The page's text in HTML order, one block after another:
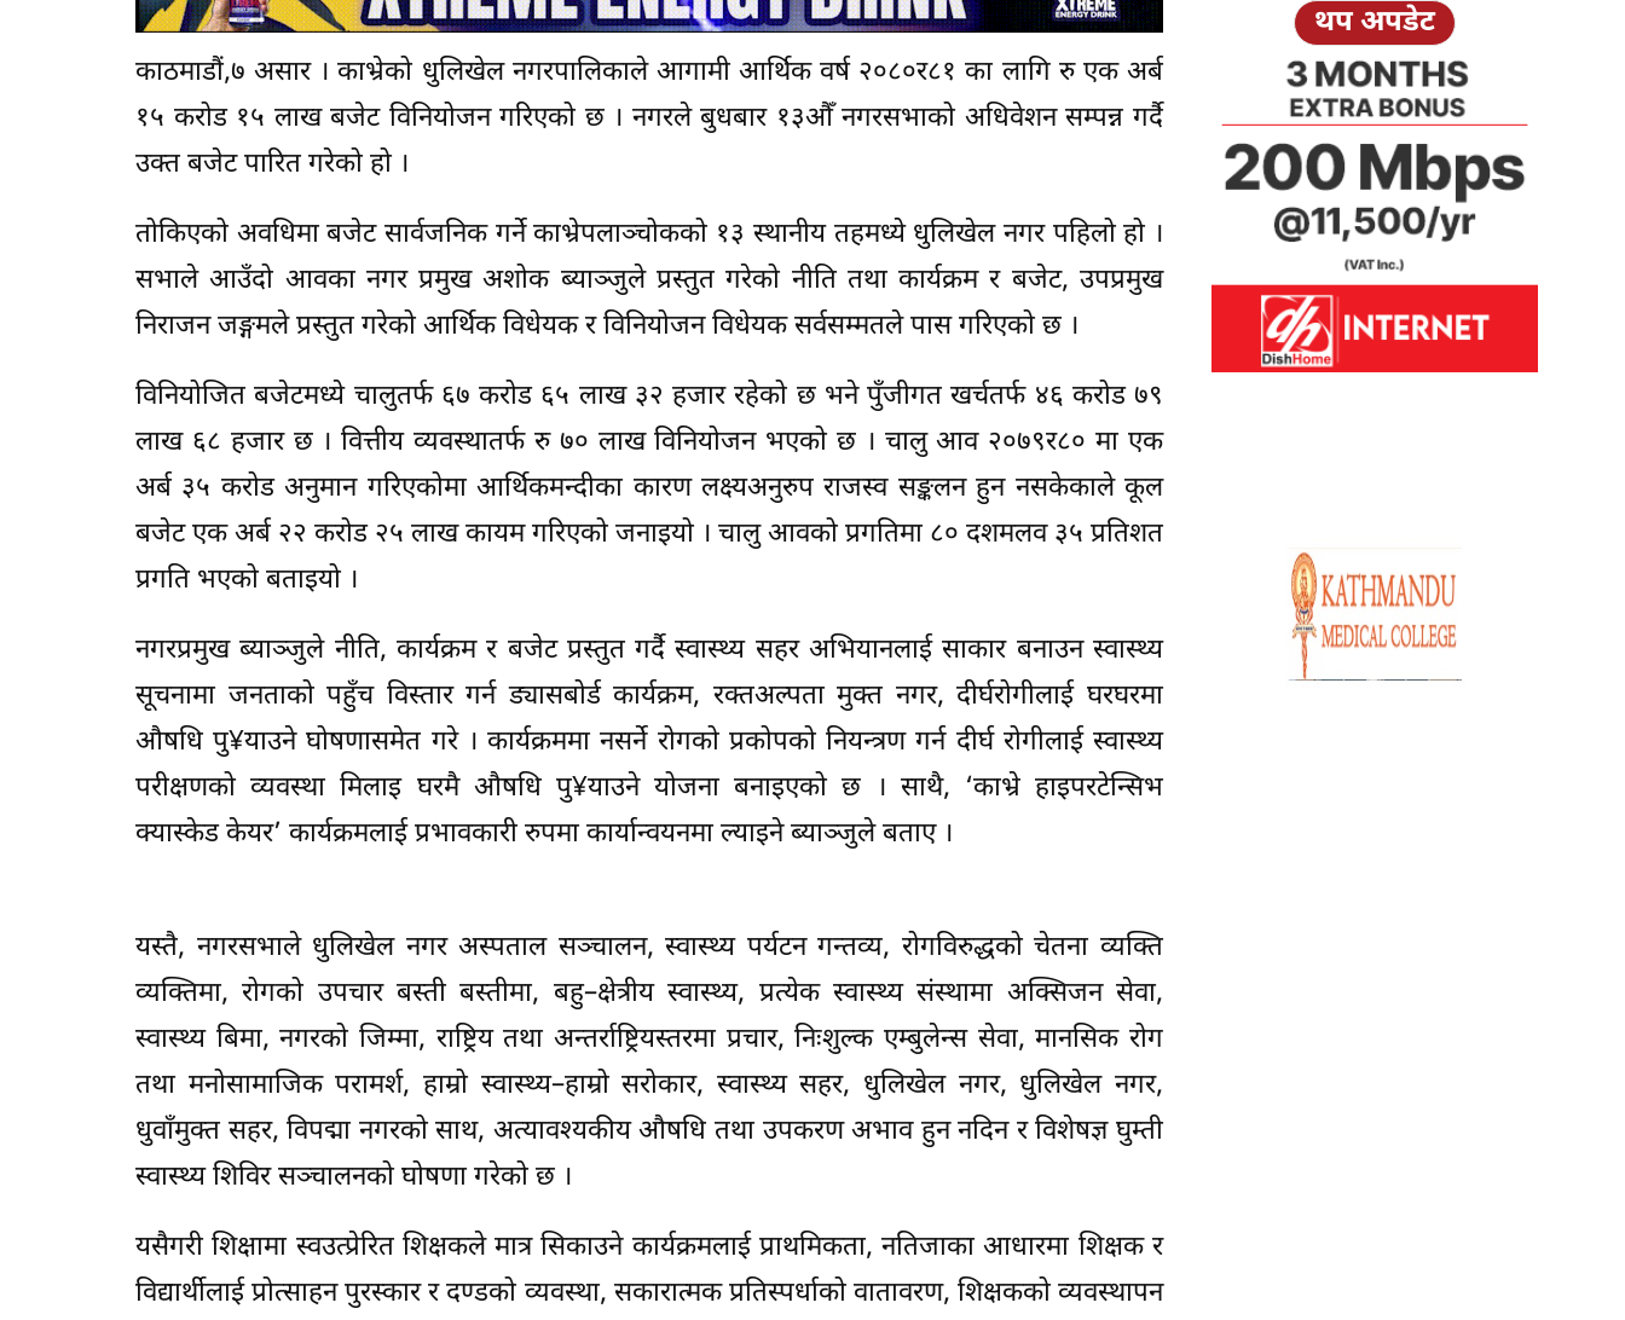
काठमाडौं,७ असार । काभ्रेको धुलिखेल नगरपालिकाले आगामी आर्थिक वर्ष २०८०र८१ का लागि रु एक अर्ब
१५ करोड १५ लाख बजेट विनियोजन गरिएको छ । नगरले बुधबार १३औँ नगरसभाको अधिवेशन सम्पन्न गर्दै
उक्त बजेट पारित गरेको हो ।
तोकिएको अवधिमा बजेट सार्वजनिक गर्ने काभ्रेपलाञ्चोकको १३ स्थानीय तहमध्ये धुलिखेल नगर पहिलो हो ।
सभाले आउँदो आवका नगर प्रमुख अशोक ब्याञ्जुले प्रस्तुत गरेको नीति तथा कार्यक्रम र बजेट, उपप्रमुख
निराजन जङ्गमले प्रस्तुत गरेको आर्थिक विधेयक र विनियोजन विधेयक सर्वसम्मतले पास गरिएको छ ।
विनियोजित बजेटमध्ये चालुतर्फ ६७ करोड ६५ लाख ३२ हजार रहेको छ भने पुँजीगत खर्चतर्फ ४६ करोड ७९
लाख ६८ हजार छ । वित्तीय व्यवस्थातर्फ रु ७० लाख विनियोजन भएको छ । चालु आव २०७९र८० मा एक
अर्ब ३५ करोड अनुमान गरिएकोमा आर्थिकमन्दीका कारण लक्ष्यअनुरुप राजस्व सङ्कलन हुन नसकेकाले कूल
बजेट एक अर्ब २२ करोड २५ लाख कायम गरिएको जनाइयो । चालु आवको प्रगतिमा ८० दशमलव ३५ प्रतिशत
प्रगति भएको बताइयो ।
नगरप्रमुख ब्याञ्जुले नीति, कार्यक्रम र बजेट प्रस्तुत गर्दै स्वास्थ्य सहर अभियानलाई साकार बनाउन स्वास्थ्य
सूचनामा जनताको पहुँच विस्तार गर्न ड्यासबोर्ड कार्यक्रम, रक्तअल्पता मुक्त नगर, दीर्घरोगीलाई घरघरमा
औषधि पु¥याउने घोषणासमेत गरे । कार्यक्रममा नसर्ने रोगको प्रकोपको नियन्त्रण गर्न दीर्घ रोगीलाई स्वास्थ्य
परीक्षणको व्यवस्था मिलाइ घरमै औषधि पु¥याउने योजना बनाइएको छ । साथै, ‘काभ्रे हाइपरटेन्सिभ
क्यास्केड केयर’ कार्यक्रमलाई प्रभावकारी रुपमा कार्यान्वयनमा ल्याइने ब्याञ्जुले बताए ।
यस्तै, नगरसभाले धुलिखेल नगर अस्पताल सञ्चालन, स्वास्थ्य पर्यटन गन्तव्य, रोगविरुद्धको चेतना व्यक्ति
व्यक्तिमा, रोगको उपचार बस्ती बस्तीमा, बहु–क्षेत्रीय स्वास्थ्य, प्रत्येक स्वास्थ्य संस्थामा अक्सिजन सेवा,
स्वास्थ्य बिमा, नगरको जिम्मा, राष्ट्रिय तथा अन्तर्राष्ट्रियस्तरमा प्रचार, निःशुल्क एम्बुलेन्स सेवा, मानसिक रोग
तथा मनोसामाजिक परामर्श, हाम्रो स्वास्थ्य–हाम्रो सरोकार, स्वास्थ्य सहर, धुलिखेल नगर, धुलिखेल नगर,
धुवाँमुक्त सहर, विपद्मा नगरको साथ, अत्यावश्यकीय औषधि तथा उपकरण अभाव हुन नदिन र विशेषज्ञ घुम्ती
स्वास्थ्य शिविर सञ्चालनको घोषणा गरेको छ ।
यसैगरी शिक्षामा स्वउत्प्रेरित शिक्षकले मात्र सिकाउने कार्यक्रमलाई प्राथमिकता, नतिजाका आधारमा शिक्षक र
विद्यार्थीलाई प्रोत्साहन पुरस्कार र दण्डको व्यवस्था, सकारात्मक प्रतिस्पर्धाको वातावरण, शिक्षकको व्यवस्थापन
थप अपडेट